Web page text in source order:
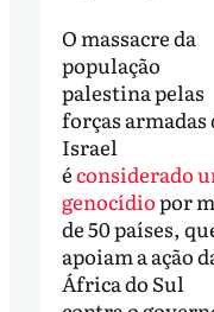
O massacre da
população
palestina pelas
forças armadas
Israel
éconsiderado
genocídiopor
de 50 países,
apoiam a ação
África do Sul